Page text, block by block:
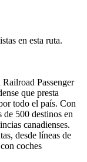
en esta ruta.
Passenger
que presta
todo el país. Con
de 500 destinos en
canadienses.
desde líneas de
coches